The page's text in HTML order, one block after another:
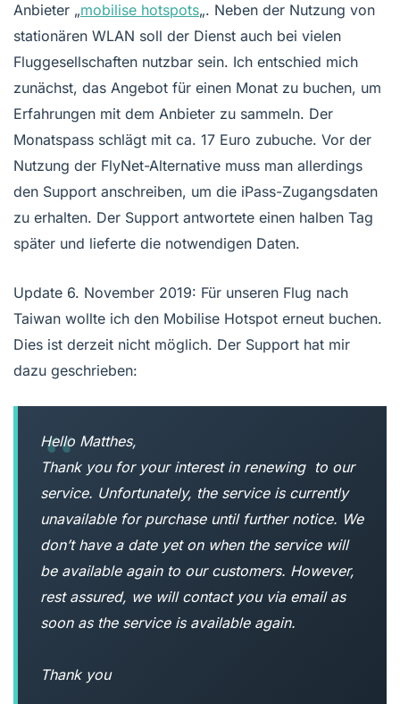
Anbieter „mobilise hotspots„. Neben der Nutzung von
stationären WLAN soll der Dienst auch bei vielen
Fluggesellschaften nutzbar sein. Ich entschied mich
zunächst, das Angebot für einen Monat zu buchen, um
Erfahrungen mit dem Anbieter zu sammeln. Der
Monatspass schlägt mit ca. 17 Euro zubuche. Vor der
Nutzung der FlyNet-Alternative muss man allerdings
den Support anschreiben, um die iPass-Zugangsdaten
zu erhalten. Der Support antwortete einen halben Tag
später und lieferte die notwendigen Daten.
Update 6. November 2019: Für unseren Flug nach
Taiwan wollte ich den Mobilise Hotspot erneut buchen.
Dies ist derzeit nicht möglich. Der Support hat mir
dazu geschrieben:
Hello Matthes,
Thank you for your interest in renewing to our
service. Unfortunately, the service is currently
unavailable for purchase until further notice. We
don’t have a date yet on when the service will
be available again to our customers. However,
rest assured, we will contact you via email as
soon as the service is available again.
Thank you